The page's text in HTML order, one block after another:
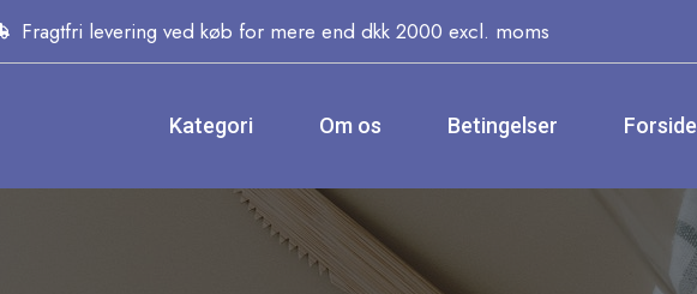
Fragtfri levering ved køb for mere end dkk 2000 excl. moms
Kategori Om os Betingelser Forside